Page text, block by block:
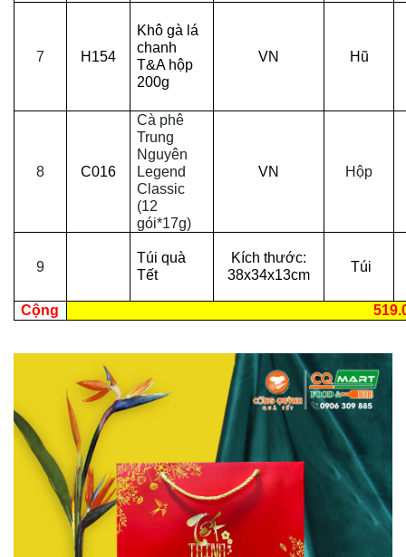
7 H154
Khô gà lá
chanh
T&A hộp
200g
VN Hũ
8 C016
Cà phê
Trung
Nguyên
Legend
Classic
(12
gói*17g)
VN Hộp
9
Túi quà
Tết
Kích thước:
38x34x13cm
Túi
Cộng